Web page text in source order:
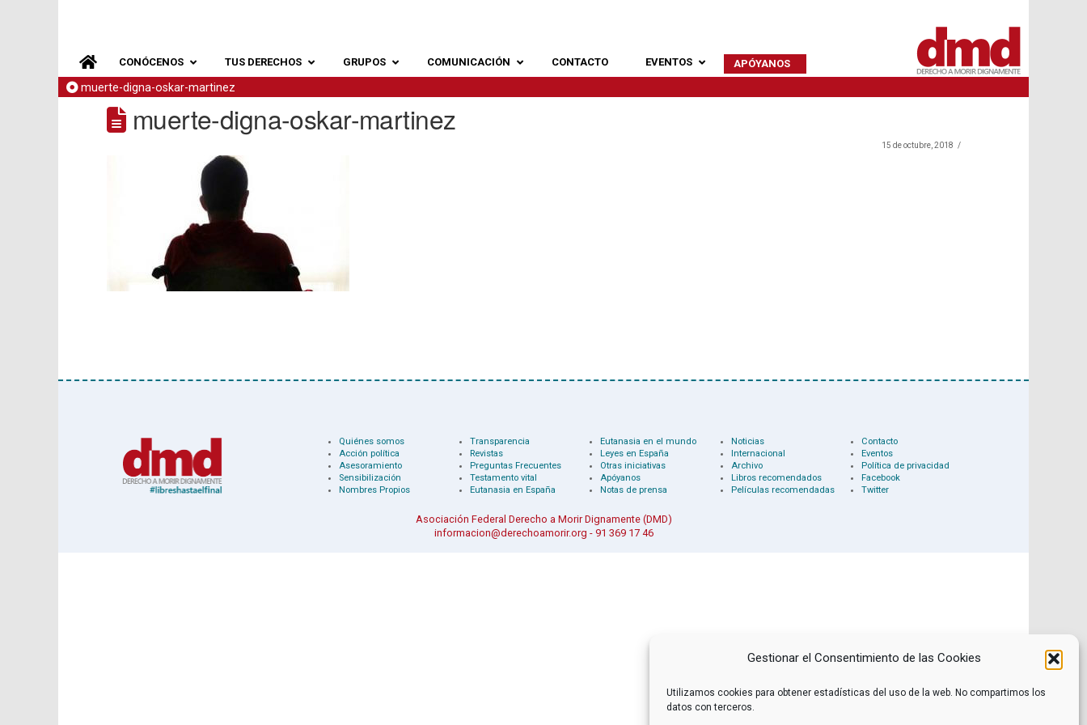
Gestionar el Consentimiento de las Cookies
Utilizamos cookies para obtener estadísticas del uso de la web. No compartimos los
datos con terceros.
CONÓCENOS TUS DERECHOS GRUPOS COMUNICACIÓN CONTACTO EVENTOS APÓYANOS
muerte-digna-oskar-martinez
muerte-digna-oskar-martinez
15 de octubre, 2018
Quiénes somos
Acción política
Asesoramiento
Sensibilización
Nombres Propios
Transparencia
Revistas
Preguntas Frecuentes
Testamento vital
Eutanasia en España
Eutanasia en el mundo
Leyes en España
Otras iniciativas
Apóyanos
Notas de prensa
Noticias
Internacional
Archivo
Libros recomendados
Películas recomendadas
Contacto
Eventos
Política de privacidad
Facebook
Twitter
Asociación Federal Derecho a Morir Dignamente (DMD)
informacion@derechoamorir.org - 91 369 17 46